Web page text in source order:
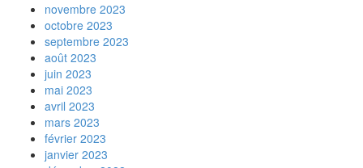
novembre 2023
octobre 2023
septembre 2023
août 2023
juin 2023
mai 2023
avril 2023
mars 2023
février 2023
janvier 2023